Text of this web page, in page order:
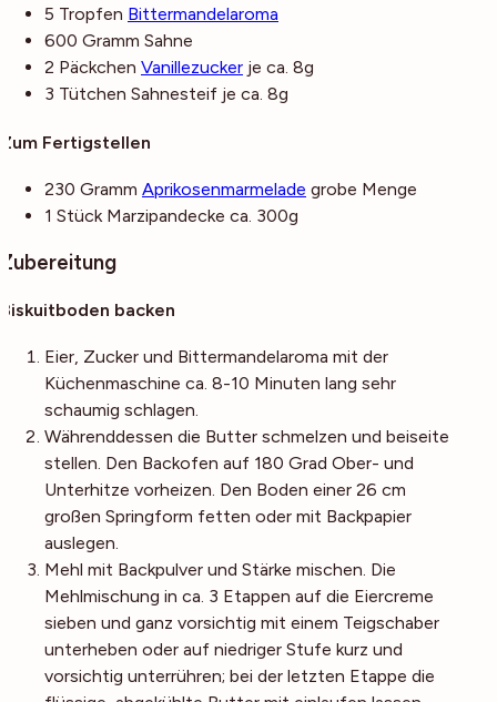
5 Tropfen Bittermandelaroma
600 Gramm Sahne
2 Päckchen Vanillezucker je ca. 8g
3 Tütchen Sahnesteif je ca. 8g
Zum Fertigstellen
230 Gramm Aprikosenmarmelade grobe Menge
1 Stück Marzipandecke ca. 300g
Zubereitung
Biskuitboden backen
Eier, Zucker und Bittermandelaroma mit der
Küchenmaschine ca. 8-10 Minuten lang sehr
schaumig schlagen.
Währenddessen die Butter schmelzen und beiseite
stellen. Den Backofen auf 180 Grad Ober- und
Unterhitze vorheizen. Den Boden einer 26 cm
großen Springform fetten oder mit Backpapier
auslegen.
Mehl mit Backpulver und Stärke mischen. Die
Mehlmischung in ca. 3 Etappen auf die Eiercreme
sieben und ganz vorsichtig mit einem Teigschaber
unterheben oder auf niedriger Stufe kurz und
vorsichtig unterrühren; bei der letzten Etappe die